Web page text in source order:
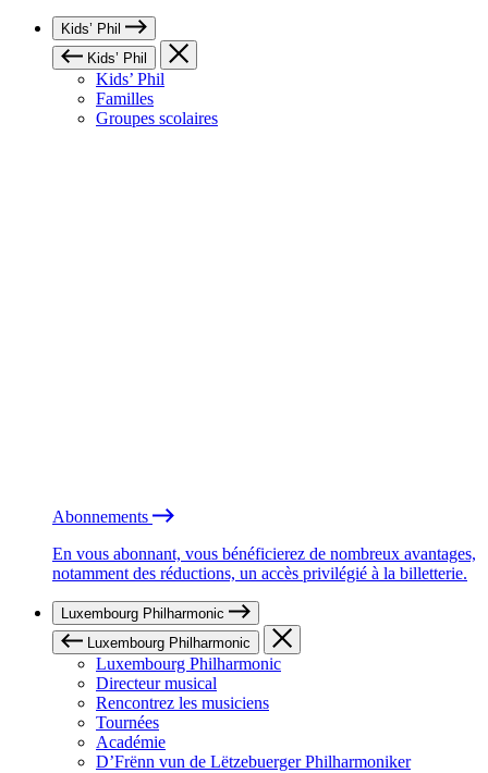
Kids’ Phil
Kids’ Phil
Kids’ Phil
Familles
Groupes scolaires
Abonnements
En vous abonnant, vous bénéficierez de nombreux avantages,
notamment des réductions, un accès privilégié à la billetterie.
Luxembourg Philharmonic
Luxembourg Philharmonic
Luxembourg Philharmonic
Directeur musical
Rencontrez les musiciens
Tournées
Académie
D’Frënn vun de Lëtzebuerger Philharmoniker